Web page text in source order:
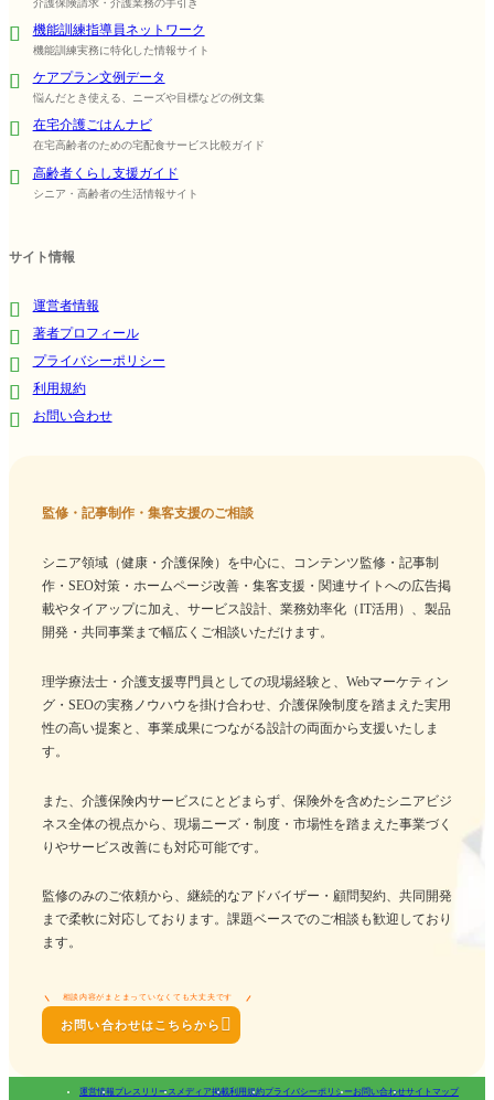
介護保険請求・介護業務の手引き
機能訓練指導員ネットワーク
機能訓練実務に特化した情報サイト
ケアプラン文例データ
悩んだとき使える、ニーズや目標などの例文集
在宅介護ごはんナビ
在宅高齢者のための宅配食サービス比較ガイド
高齢者くらし支援ガイド
シニア・高齢者の生活情報サイト
サイト情報
運営者情報
著者プロフィール
プライバシーポリシー
利用規約
お問い合わせ
監修・記事制作・集客支援のご相談
シニア領域（健康・介護保険）を中心に、コンテンツ監修・記事制
作・SEO対策・ホームページ改善・集客支援・関連サイトへの広告掲
載やタイアップに加え、サービス設計、業務効率化（IT活用）、製品
開発・共同事業まで幅広くご相談いただけます。
理学療法士・介護支援専門員としての現場経験と、Webマーケティン
グ・SEOの実務ノウハウを掛け合わせ、介護保険制度を踏まえた実用
性の高い提案と、事業成果につながる設計の両面から支援いたしま
す。
また、介護保険内サービスにとどまらず、保険外を含めたシニアビジ
ネス全体の視点から、現場ニーズ・制度・市場性を踏まえた事業づく
りやサービス改善にも対応可能です。
監修のみのご依頼から、継続的なアドバイザー・顧問契約、共同開発
まで柔軟に対応しております。課題ベースでのご相談も歓迎しており
ます。
相談内容がまとまっていなくても大丈夫です
お問い合わせはこちらから 
運営情報プレスリリース メディア掲載利用規約プライバシーポリシー お問い合わせサイトマップ